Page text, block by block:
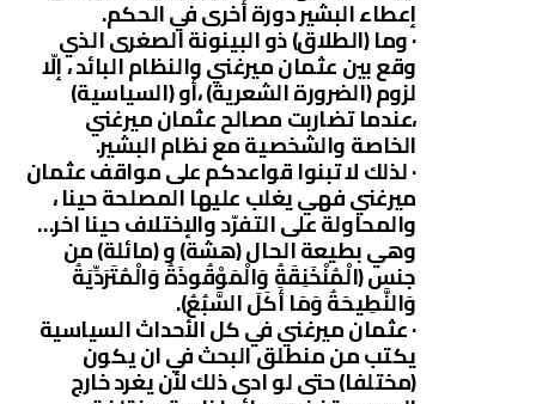
إعطاء البشير دورة أخرى في الحكم.
· وما (الطلاق) ذو البينونة الصغرى الذي
وقع بين عثمان ميرغني والنظام البائد ، إلّا
لزوم (الضرورة الشعرية) ،أو (السياسية)
،عندما تضاربت مصالح عثمان ميرغني
الخاصة والشخصية مع نظام البشير.
· لذلك لا تبنوا قواعدكم على مواقف عثمان
ميرغني فهي يغلب عليها المصلحة حينا ،
والمحاولة على التفرّد والإختلاف حينا اخر…
وهي بطيعة الحال (هشة) و (مائلة) من
جنس (الْمُنْخَنِقَةُ وَالْمَوْقُوذَةُ وَالْمُتَرَدِّيَةُ
وَالنَّطِيحَةُ وَمَا أَكَلَ السَّبُعُ).
· عثمان ميرغني في كل الأحداث السياسية
يكتب من منطلق البحث في ان يكون
(مختلفا) حتى لو ادى ذلك لأن يغرد خارج